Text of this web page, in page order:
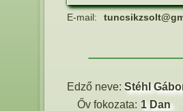
E-mail:
Edző neve: Stéhl
Őv fokozata: 1 Dan